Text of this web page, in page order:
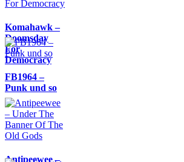
Komahawk –
Doomsday
For
Democracy
FB1964 –
Punk und so
Antipeewee –